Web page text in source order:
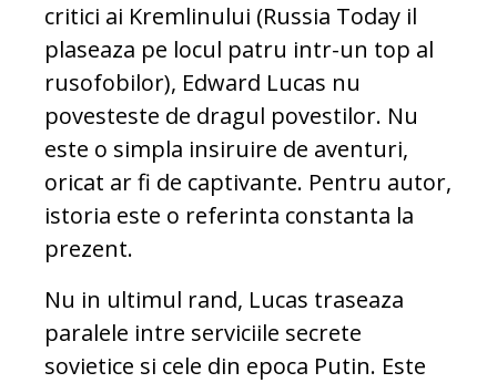
critici ai Kremlinului (Russia Today il
plaseaza pe locul patru intr-un top al
rusofobilor), Edward Lucas nu
povesteste de dragul povestilor. Nu
este o simpla insiruire de aventuri,
oricat ar fi de captivante. Pentru autor,
istoria este o referinta constanta la
prezent.
Nu in ultimul rand, Lucas traseaza
paralele intre serviciile secrete
sovietice si cele din epoca Putin. Este